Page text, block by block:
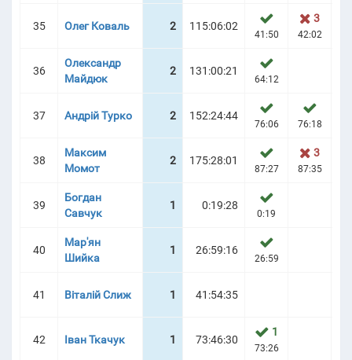
35 Олег Коваль 2 115:06:02
41:50
3
42:02
36
Олександр
Майдюк
2 131:00:21
64:12
37 Андрій Турко 2 152:24:44
76:06 76:18
38
Максим
Момот
2 175:28:01
87:27
3
87:35
39
Богдан
Савчук
1 0:19:28
0:19
40
Мар'ян
Шийка
1 26:59:16
26:59
41 Віталій Слиж 1 41:54:35
42 Іван Ткачук 1 73:46:30
1
73:26